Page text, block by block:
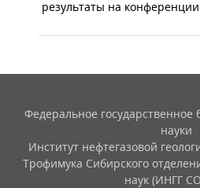
результаты на
Федеральное
науки
Институт нефтегазовой
Трофимука Сибирского
наук (ИНГГ